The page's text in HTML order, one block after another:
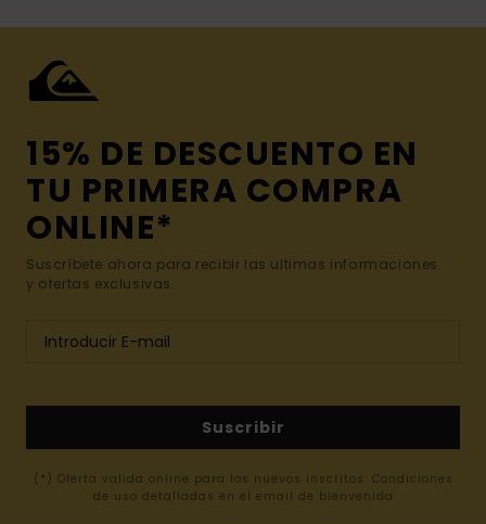
15% DE DESCUENTO EN
TU PRIMERA COMPRA
ONLINE*
Suscríbete ahora para recibir las ultimas informaciones
y ofertas exclusivas.
Suscribir
(*) Oferta valida online para los nuevos inscritos. Condiciones
de uso detalladas en el email de bienvenida